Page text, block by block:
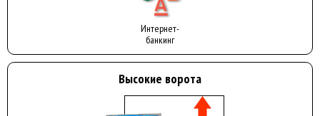
Интернет-
банкинг
Высокие ворота